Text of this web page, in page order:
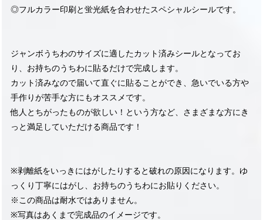
◎フルカラー印刷と蛍光紙を合わせたスペシャルシールです。
ジャンボうちわのサイズに適したカット済みシールとなってお
り、お持ちのうちわに貼るだけで完成します。
カット済みなので届いて直ぐに貼ることができ、急いでいる方や
手作りが苦手な方にもオススメです。
他人とちがったものが欲しい！という方など、さまざまな方にき
っと満足していただける商品です！
※剥離紙をいっきにはがしたりすると破れの原因になります。ゆ
っくり丁寧にはがし、お持ちのうちわにお貼りください。
※この商品は耐水ではありません。
※写真はあくまで完成品のイメージです。